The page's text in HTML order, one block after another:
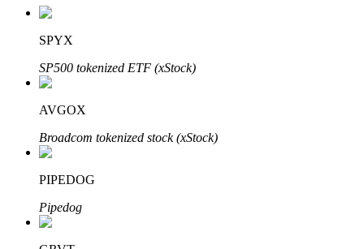
Inversión automática
Obtenga ganancias a largo plazo e intereses flexibles
SPYX
SP500 tokenized ETF (xStock)
AVGOX
Broadcom tokenized stock (xStock)
PIPEDOG
Pipedog